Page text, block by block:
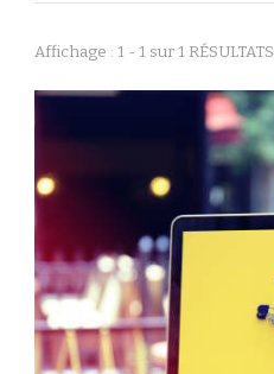
Affichage : 1 - 1 sur 1 RÉSULTATS